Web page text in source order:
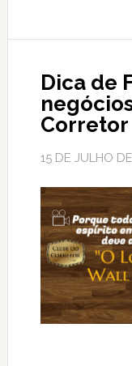
Dica de
Corretor
15 DE JULHO